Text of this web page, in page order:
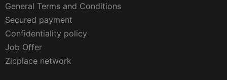
General Terms and Conditions
Secured payment
Confidentiality policy
Job Offer
Zicplace network